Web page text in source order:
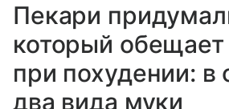
Пекари
который
при похудении: в
два вида муки